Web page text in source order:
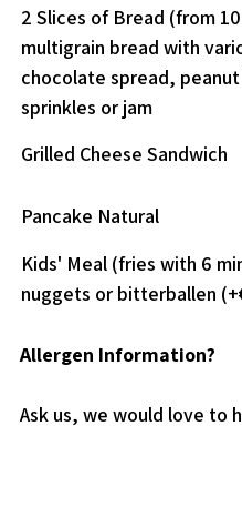
2 Slices of Bread (from
multigrain bread with
chocolate spread,
sprinkles or jam
Grilled Cheese Sandwich
Pancake Natural
Kids' Meal (fries with 6
nuggets or bitterballen
Allergen Information?
Ask us, we would love to